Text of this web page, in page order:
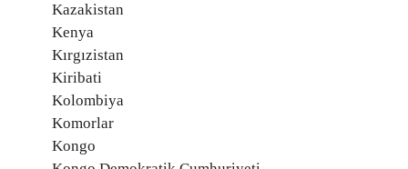
Kazakistan
Kenya
Kırgızistan
Kiribati
Kolombiya
Komorlar
Kongo